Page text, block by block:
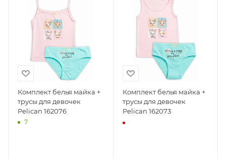
Комплект белья майка +
трусы для девочек
Pelican 162076
7
Комплект белья майка +
трусы для девочек
Pelican 162073